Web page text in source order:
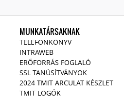
MUNKATÁRSAKNAK
TELEFONKÖNYV
INTRAWEB
ERŐFORRÁS FOGLALÓ
SSL TANÚSÍTVÁNYOK
2024 TMIT ARCULAT KÉSZLET
TMIT LOGÓK